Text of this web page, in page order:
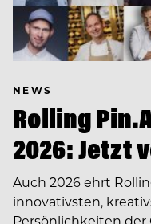
NEWS
Rolling
2026: Jetzt
Auch 2026 ehrt
innovativsten,
Persönlichkeiten